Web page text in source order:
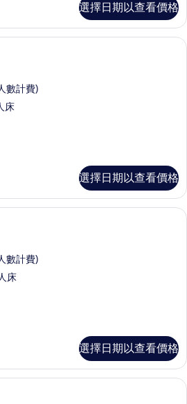
選擇日期以查看價格
數計費)
床
選擇日期以查看價格
數計費)
床
選擇日期以查看價格